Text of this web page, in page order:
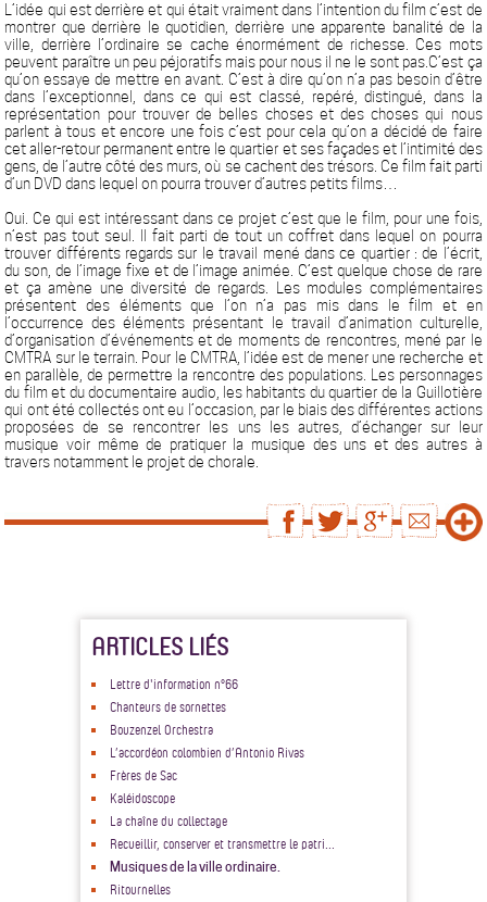
L’idée qui est derrière et qui était vraiment dans l’intention du film c’est de
montrer que derrière le quotidien, derrière une apparente banalité de la
ville, derrière l’ordinaire se cache énormément de richesse. Ces mots
peuvent paraître un peu péjoratifs mais pour nous il ne le sont pas.C’est ça
qu’on essaye de mettre en avant. C’est à dire qu’on n’a pas besoin d’être
dans l’exceptionnel, dans ce qui est classé, repéré, distingué, dans la
représentation pour trouver de belles choses et des choses qui nous
parlent à tous et encore une fois c’est pour cela qu’on a décidé de faire
cet aller-retour permanent entre le quartier et ses façades et l’intimité des
gens, de l’autre côté des murs, où se cachent des trésors. Ce film fait parti
d’un DVD dans lequel on pourra trouver d’autres petits films…
Oui. Ce qui est intéressant dans ce projet c’est que le film, pour une fois,
n’est pas tout seul. Il fait parti de tout un coffret dans lequel on pourra
trouver différents regards sur le travail mené dans ce quartier : de l’écrit,
du son, de l’image fixe et de l’image animée. C’est quelque chose de rare
et ça amène une diversité de regards. Les modules complémentaires
présentent des éléments que l’on n’a pas mis dans le film et en
l’occurrence des éléments présentant le travail d’animation culturelle,
d’organisation d’événements et de moments de rencontres, mené par le
CMTRA sur le terrain. Pour le CMTRA, l’idée est de mener une recherche et
en parallèle, de permettre la rencontre des populations. Les personnages
du film et du documentaire audio, les habitants du quartier de la Guillotière
qui ont été collectés ont eu l’occasion, par le biais des différentes actions
proposées de se rencontrer les uns les autres, d’échanger sur leur
musique voir même de pratiquer la musique des uns et des autres à
travers notamment le projet de chorale.
ARTICLES LIÉS
Lettre d'information n°66
Chanteurs de sornettes
Bouzenzel Orchestra
L’accordéon colombien d’Antonio Rivas
Frères de Sac
Kaléidoscope
La chaîne du collectage
Recueillir, conserver et transmettre le patri...
Musiques de la ville ordinaire.
Ritournelles